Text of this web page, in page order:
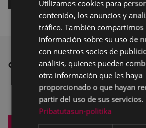
OTRAS NOTICIAS
Utilizamos cookies para
contenido, los anuncios y
tráfico. También compartimos
información sobre su uso de
con nuestros socios de
análisis, quienes pueden
otra información que les haya
proporcionado o que hayan
partir del uso de sus servicios.
Pribatutasun-politika